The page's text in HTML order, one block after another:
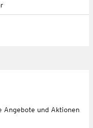
Angebote und Aktionen